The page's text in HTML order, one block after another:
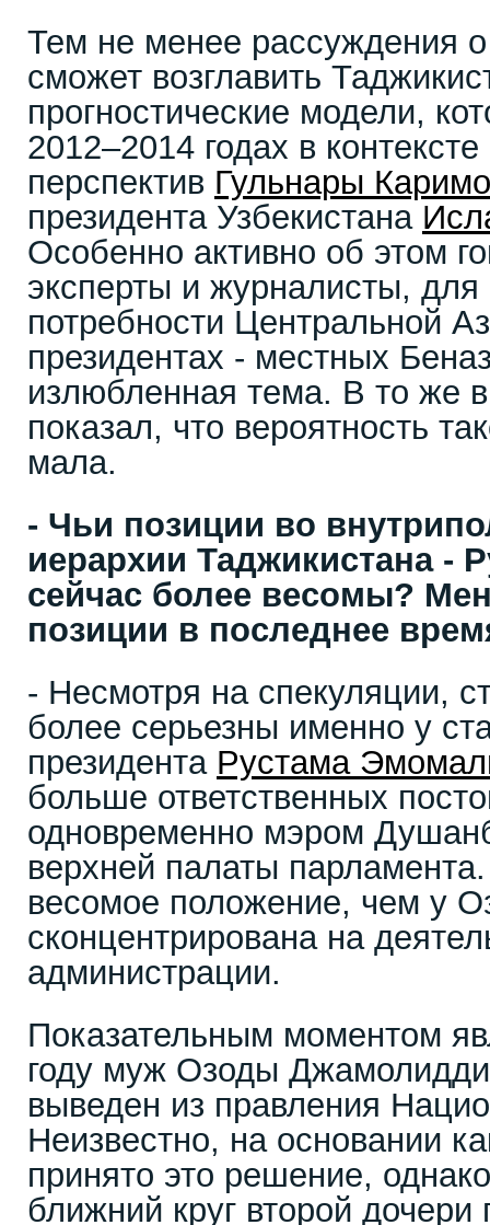
Тем не менее рассуждения
сможет возглавить
прогностические модели,
2012–2014 годах в
перспектив Гульнары
президента Узбекистана
Особенно активно об этом
эксперты и журналисты,
потребности Центральной
президентах - местных
излюбленная тема. В то же
показал, что вероятность
мала.
- Чьи позиции во
иерархии Таджикистана -
сейчас более весомы?
позиции в последнее
- Несмотря на спекуляции,
более серьезны именно у
президента Рустама
больше ответственных
одновременно мэром
верхней палаты
весомое положение, чем у
сконцентрирована на
администрации.
Показательным моментом
году муж Озоды
выведен из правления
Неизвестно, на основании
принято это решение,
ближний круг второй дочери